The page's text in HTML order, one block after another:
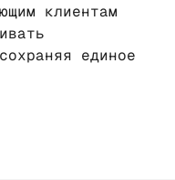
клиентам
единое